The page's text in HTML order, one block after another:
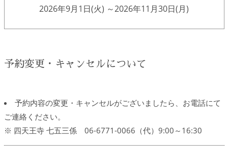
2026年9月1日(火) ～2026年11月30日(月)
予約変更・キャンセルについて
予約内容の変更・キャンセルがございましたら、お電話にて
ご連絡ください。
※ 四天王寺 七五三係 06-6771-0066（代）9:00～16:30